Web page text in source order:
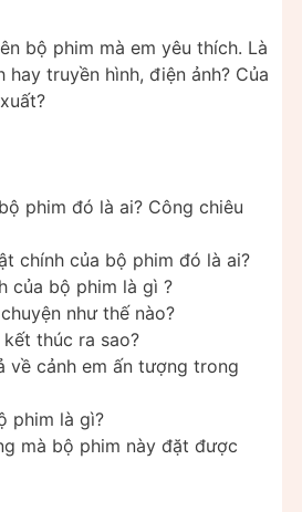
bộ phim mà em yêu thích. Là
hay truyền hình, điện ảnh? Của
phim đó là ai? Công chiêu
chính của bộ phim đó là ai?
của bộ phim là gì ?
như thế nào?
thúc ra sao?
về cảnh em ấn tượng trong
phim là gì?
mà bộ phim này đặt được